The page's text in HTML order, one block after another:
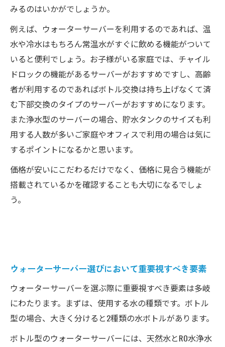
みるのはいかがでしょうか。
例えば、ウォーターサーバーを利用するのであれば、温
水や冷水はもちろん常温水がすぐに飲める機能がついて
いると便利でしょう。お子様がいる家庭では、チャイル
ドロックの機能があるサーバーがおすすめですし、高齢
者が利用するのであればボトル交換は持ち上げなくて済
む下部交換のタイプのサーバーがおすすめになります。
また浄水型のサーバーの場合、貯水タンクのサイズも利
用する人数が多いご家庭やオフィスで利用の場合は気に
するポイントになるかと思います。
価格が安いにこだわるだけでなく、価格に見合う機能が
搭載されているかを確認することも大切になるでしょ
う。
ウォーターサーバー選びにおいて重要視すべき要素
ウォーターサーバーを選ぶ際に重要視すべき要素は多岐
にわたります。まずは、使用する水の種類です。ボトル
型の場合、大きく分けると2種類の水ボトルがあります。
ボトル型のウォーターサーバーには、天然水とRO水浄水